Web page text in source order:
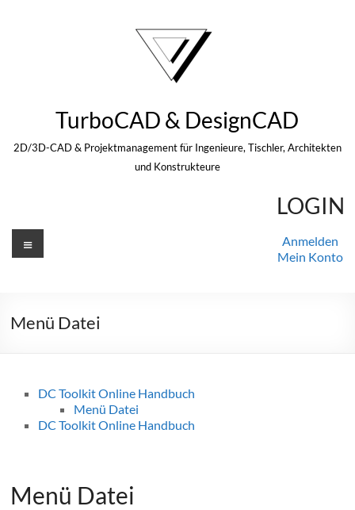
TurboCAD & DesignCAD
2D/3D-CAD & Projektmanagement für Ingenieure, Tischler, Architekten
und Konstrukteure
LOGIN
Anmelden
Mein Konto
Menü
Menü Datei
DC Toolkit Online Handbuch
Menü Datei
DC Toolkit Online Handbuch
Menü Datei